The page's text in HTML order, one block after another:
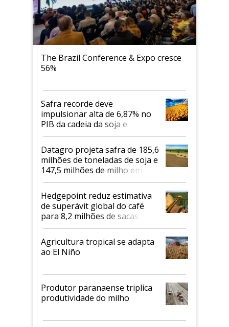
The Brazil Conference & Expo cresce
56%
Safra recorde deve
impulsionar alta de 6,87% no
PIB da cadeia da soja e
biodiesel em 2026
Datagro projeta safra de 185,6
milhões de toneladas de soja e
147,5 milhões de milho em
2026/27
Hedgepoint reduz estimativa
de superávit global do café
para 8,2 milhões de sacas
Agricultura tropical se adapta
ao El Niño
Produtor paranaense triplica
produtividade do milho